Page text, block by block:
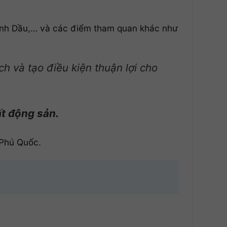
Dầu,… và các điểm tham quan khác như
và tạo điều kiện thuận lợi cho
động sản.
Quốc.